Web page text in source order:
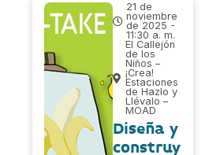
21 de
noviembre
de 2025 -
11:30 a. m.
El Callejón
de los
Niños –
¡Crea!
Estaciones
de Hazlo y
Llévalo –
MOAD
Diseña y
construy